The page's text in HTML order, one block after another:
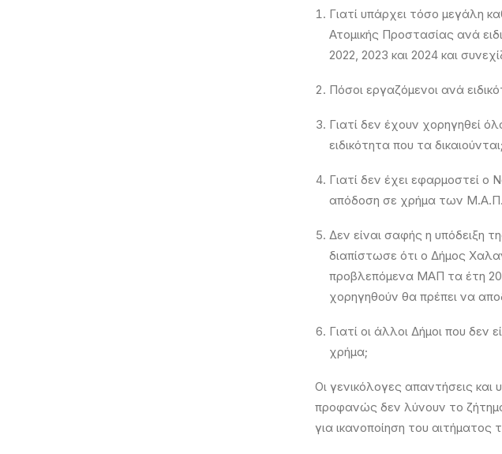
Γιατί υπάρχει τόσο μεγάλη
Ατομικής Προστασίας ανά
2022, 2023 και 2024 και
Πόσοι εργαζόμενοι ανά
Γιατί δεν έχουν χορηγηθεί
ειδικότητα που τα δικαιούνται;
Γιατί δεν έχει εφαρμοστεί
απόδοση σε χρήμα των Μ.Α.Π.
Δεν είναι σαφής η υπόδειξη
διαπίστωσε ότι ο Δήμος
προβλεπόμενα ΜΑΠ τα έτη
χορηγηθούν θα πρέπει να
Γιατί οι άλλοι Δήμοι που
χρήμα;
Οι γενικόλογες απαντήσεις και
προφανώς δεν λύνουν το
για ικανοποίηση του